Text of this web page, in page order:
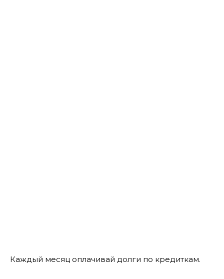
Каждый месяц оплачивай долги по кредиткам.